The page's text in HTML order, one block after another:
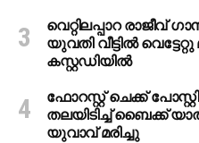
വെറ്റിലപ്പാറ രാജീവ്
യുവതി വീട്ടിൽ
കസ്റ്റഡിയിൽ
ഫോറസ്റ്റ് ചെക്ക്
തലയിടിച്ച് ബൈക്ക്
യുവാവ് മരിച്ചു